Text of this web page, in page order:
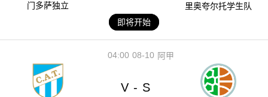
门多萨独立
里奥夸尔托学生队
即将开始
08-10
04:00 阿甲
V - S